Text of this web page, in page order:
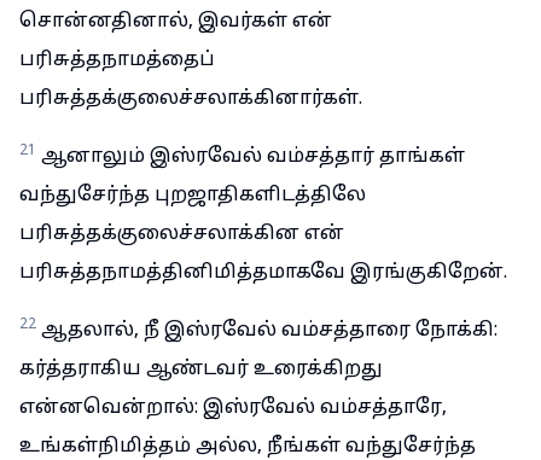
சொன்னதினால், இவர்கள் என்
பரிசுத்தநாமத்தைப்
பரிசுத்தக்குலைச்சலாக்கினார்கள்.
21 ஆனாலும் இஸ்ரவேல் வம்சத்தார் தாங்கள்
வந்துசேர்ந்த புறஜாதிகளிடத்திலே
பரிசுத்தக்குலைச்சலாக்கின என்
பரிசுத்தநாமத்தினிமித்தமாகவே இரங்குகிறேன்.
22 ஆதலால், நீ இஸ்ரவேல் வம்சத்தாரை நோக்கி:
கர்த்தராகிய ஆண்டவர் உரைக்கிறது
என்னவென்றால்: இஸ்ரவேல் வம்சத்தாரே,
உங்கள்நிமித்தம் அல்ல, நீங்கள் வந்துசேர்ந்த